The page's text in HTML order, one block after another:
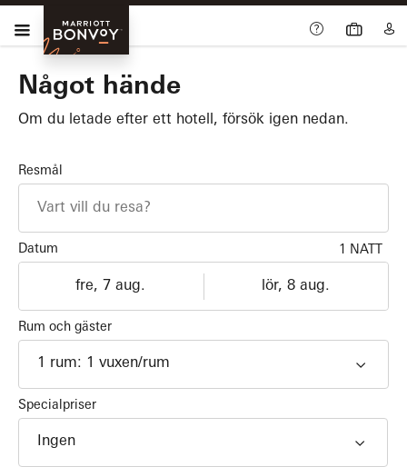
Skip Main Navigation
Meny
Marriott
Bonvoy
Något hände
Om du letade efter ett hotell, försök igen nedan.
Resmål
Datum 1 NATT
Incheckning
dd/MM/yyyy
Utcheckning
dd/MM/yyyy
Rum och gäster
1 rum: 1 vuxen/rum
Specialpriser
Ingen